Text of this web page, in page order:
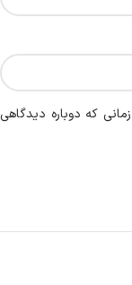
که دوباره دیدگاهی